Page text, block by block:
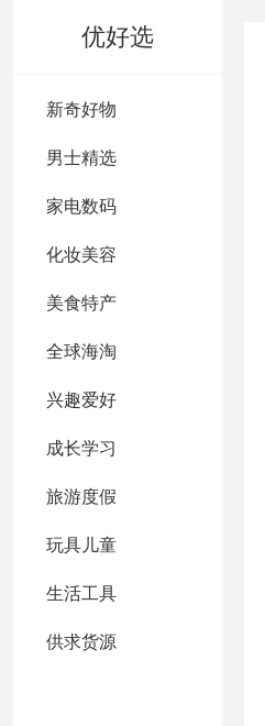
优好选
新奇好物
男士精选
家电数码
化妆美容
美食特产
全球海淘
兴趣爱好
成长学习
旅游度假
玩具儿童
生活工具
供求货源